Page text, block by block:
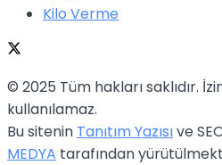
Kilo Verme
© 2025 Tüm hakları saklıdır.
kullanılamaz.
Bu sitenin Tanıtım Yazısıve
MEDYA tarafından